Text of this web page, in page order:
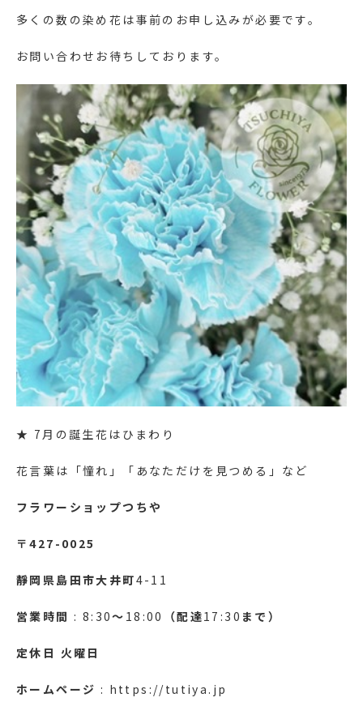
多くの数の染め花は事前のお申し込みが必要です。
お問い合わせお待ちしております。
★ 7月の誕生花はひまわり
花言葉は「憧れ」「あなただけを見つめる」など
フラワーショップつちや
〒427-0025
靜岡県島田市大井町4-11
営業時間 : 8:30～ 18:00 （配達17:30 まで）
定休日 火曜日
ホームページ : https://tutiya.jp